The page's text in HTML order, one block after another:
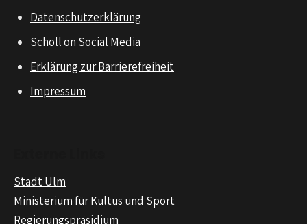
Datenschutzerklärung
Scholl on Social Media
Erklärung zur Barrierefreiheit
Impressum
Stadt Ulm
Ministerium für Kultus und Sport
Regierungspräsidium